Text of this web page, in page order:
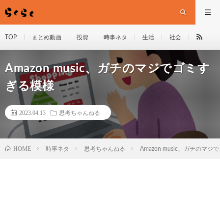
TOP まとめ動画 投資 時事ネタ 生活 社会
Amazon music、ガチのマジでゴミす
ぎる模様
2023.04.13 思考ちゃんねる
HOME 時事ネタ 思考ちゃんねる Amazon music、ガチのマジ